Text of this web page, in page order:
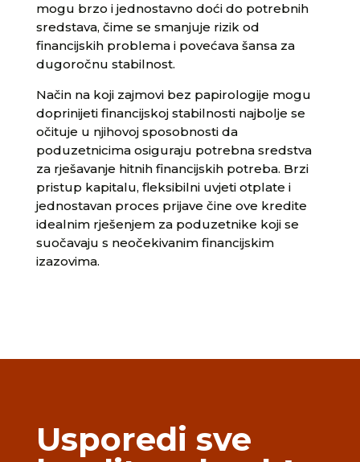
mogu brzo i jednostavno doći do potrebnih
sredstava, čime se smanjuje rizik od
financijskih problema i povećava šansa za
dugoročnu stabilnost.
Način na koji zajmovi bez papirologije mogu
doprinijeti financijskoj stabilnosti najbolje se
očituje u njihovoj sposobnosti da
poduzetnicima osiguraju potrebna sredstva
za rješavanje hitnih financijskih potreba. Brzi
pristup kapitalu, fleksibilni uvjeti otplate i
jednostavan proces prijave čine ove kredite
idealnim rješenjem za poduzetnike koji se
suočavaju s neočekivanim financijskim
izazovima.
Usporedi sve